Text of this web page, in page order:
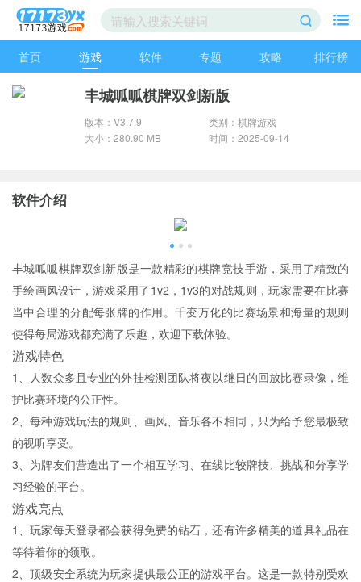
首页 游戏 软件 专题 攻略 排行榜
丰城呱呱棋牌双剑新版
版本：V3.7.9
类别：棋牌游戏
大小：280.90 MB
时间：2025-09-14
软件介绍
丰城呱呱棋牌双剑新版是一款精彩的棋牌竞技手游，采用了精致的
手绘画风设计，游戏采用了1v2，1v3的对战规则，玩家需要在比赛
当中合理的分配每张牌的作用。千变万化的比赛场景和海量的规则
使得每局游戏都充满了乐趣，欢迎下载体验。
游戏特色
1、人数众多且专业的外挂检测团队将夜以继日的回放比赛录像，维
护比赛环境的公正性。
2、每种游戏玩法的规则、画风、音乐各不相同，只为给予您最极致
的视听享受。
3、为牌友们营造出了一个相互学习、在线比较牌技、挑战和分享学
习经验的平台。
游戏亮点
1、玩家每天登录都会获得免费的钻石，还有许多精美的道具礼品在
等待着你的领取。
2、顶级安全系统为玩家提供最公正的游戏平台。这是一款特别受欢